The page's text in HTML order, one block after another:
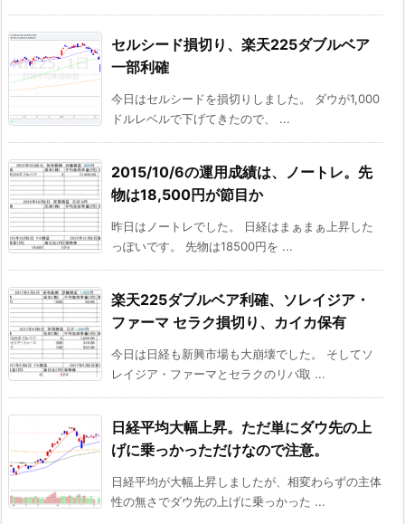
セルシード損切り、楽天225ダブルベア
一部利確
今日はセルシードを損切りしました。 ダウが1,000
ドルレベルで下げてきたので、 ...
2015/10/6の運用成績は、ノートレ。先
物は18,500円が節目か
昨日はノートレでした。 日経はまぁまぁ上昇した
っぽいです。 先物は18500円を ...
楽天225ダブルベア利確、ソレイジア・
ファーマ セラク損切り、カイカ保有
今日は日経も新興市場も大崩壊でした。 そしてソ
レイジア・ファーマとセラクのリバ取 ...
日経平均大幅上昇。ただ単にダウ先の上
げに乗っかっただけなので注意。
日経平均が大幅上昇しましたが、相変わらずの主体
性の無さでダウ先の上げに乗っかった ...